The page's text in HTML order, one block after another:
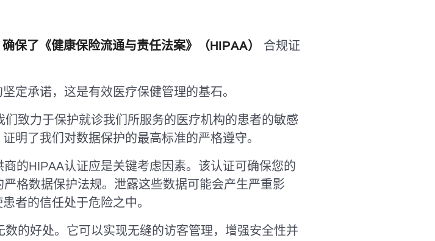
确保了《健康保险流通与责任法案》（HIPAA） 合规证
定承诺，这是有效医疗保健管理的基石。
致力于保护就诊我们所服务的医疗机构的患者的敏感
明了我们对数据保护的最高标准的严格遵守。
的HIPAA认证应是关键考虑因素。该认证可确保您的
格数据保护法规。泄露这些数据可能会产生严重影
者的信任处于危险之中。
的好处。它可以实现无缝的访客管理，增强安全性并